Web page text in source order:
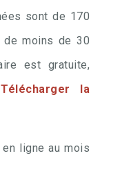
sont de 170
moins de 30
est gratuite,
Télécharger la
ligne au mois